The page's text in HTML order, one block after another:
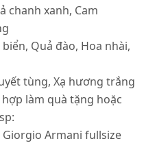
chanh xanh, Cam
Quả đào, Hoa nhài,
tùng, Xạ hương trắng
làm quà tặng hoặc
Giorgio Armani fullsize